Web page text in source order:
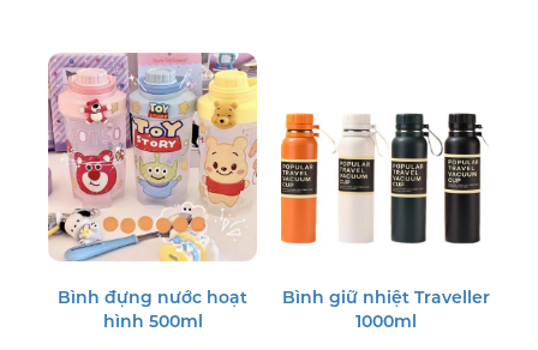
Bình đựng nước hoạt
hình 500ml
Bình giữ nhiệt Traveller
1000ml